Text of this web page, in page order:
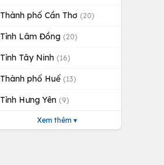
Thành phố Cần Thơ (20)
Tỉnh Lâm Đồng (20)
Tỉnh Tây Ninh (16)
Thành phố Huế (13)
Tỉnh Hưng Yên (9)
Xem thêm ▾